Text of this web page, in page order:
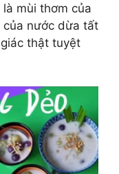
mùi thơm của
của nước dừa tất
thật tuyệt